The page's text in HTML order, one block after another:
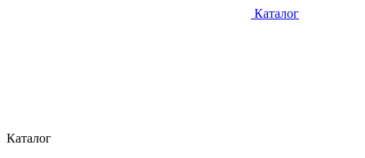
Каталог
Каталог